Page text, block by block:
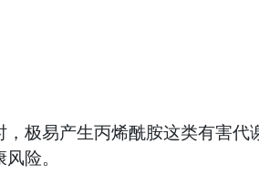
易产生丙烯酰胺这类有害代
险。